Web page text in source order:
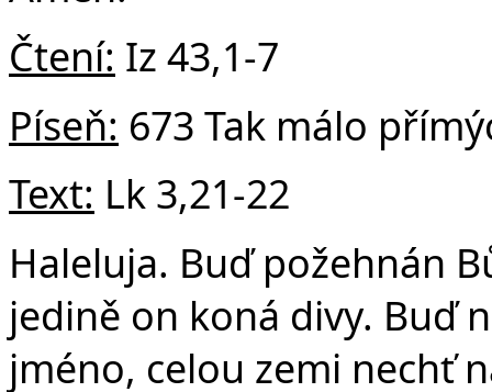
Čtení: Iz 43,1-7
Píseň: 673 Tak málo
Text: Lk 3,21-22
Haleluja. Buď požehnán
jedině on koná divy. Buď
jméno, celou zemi nechť